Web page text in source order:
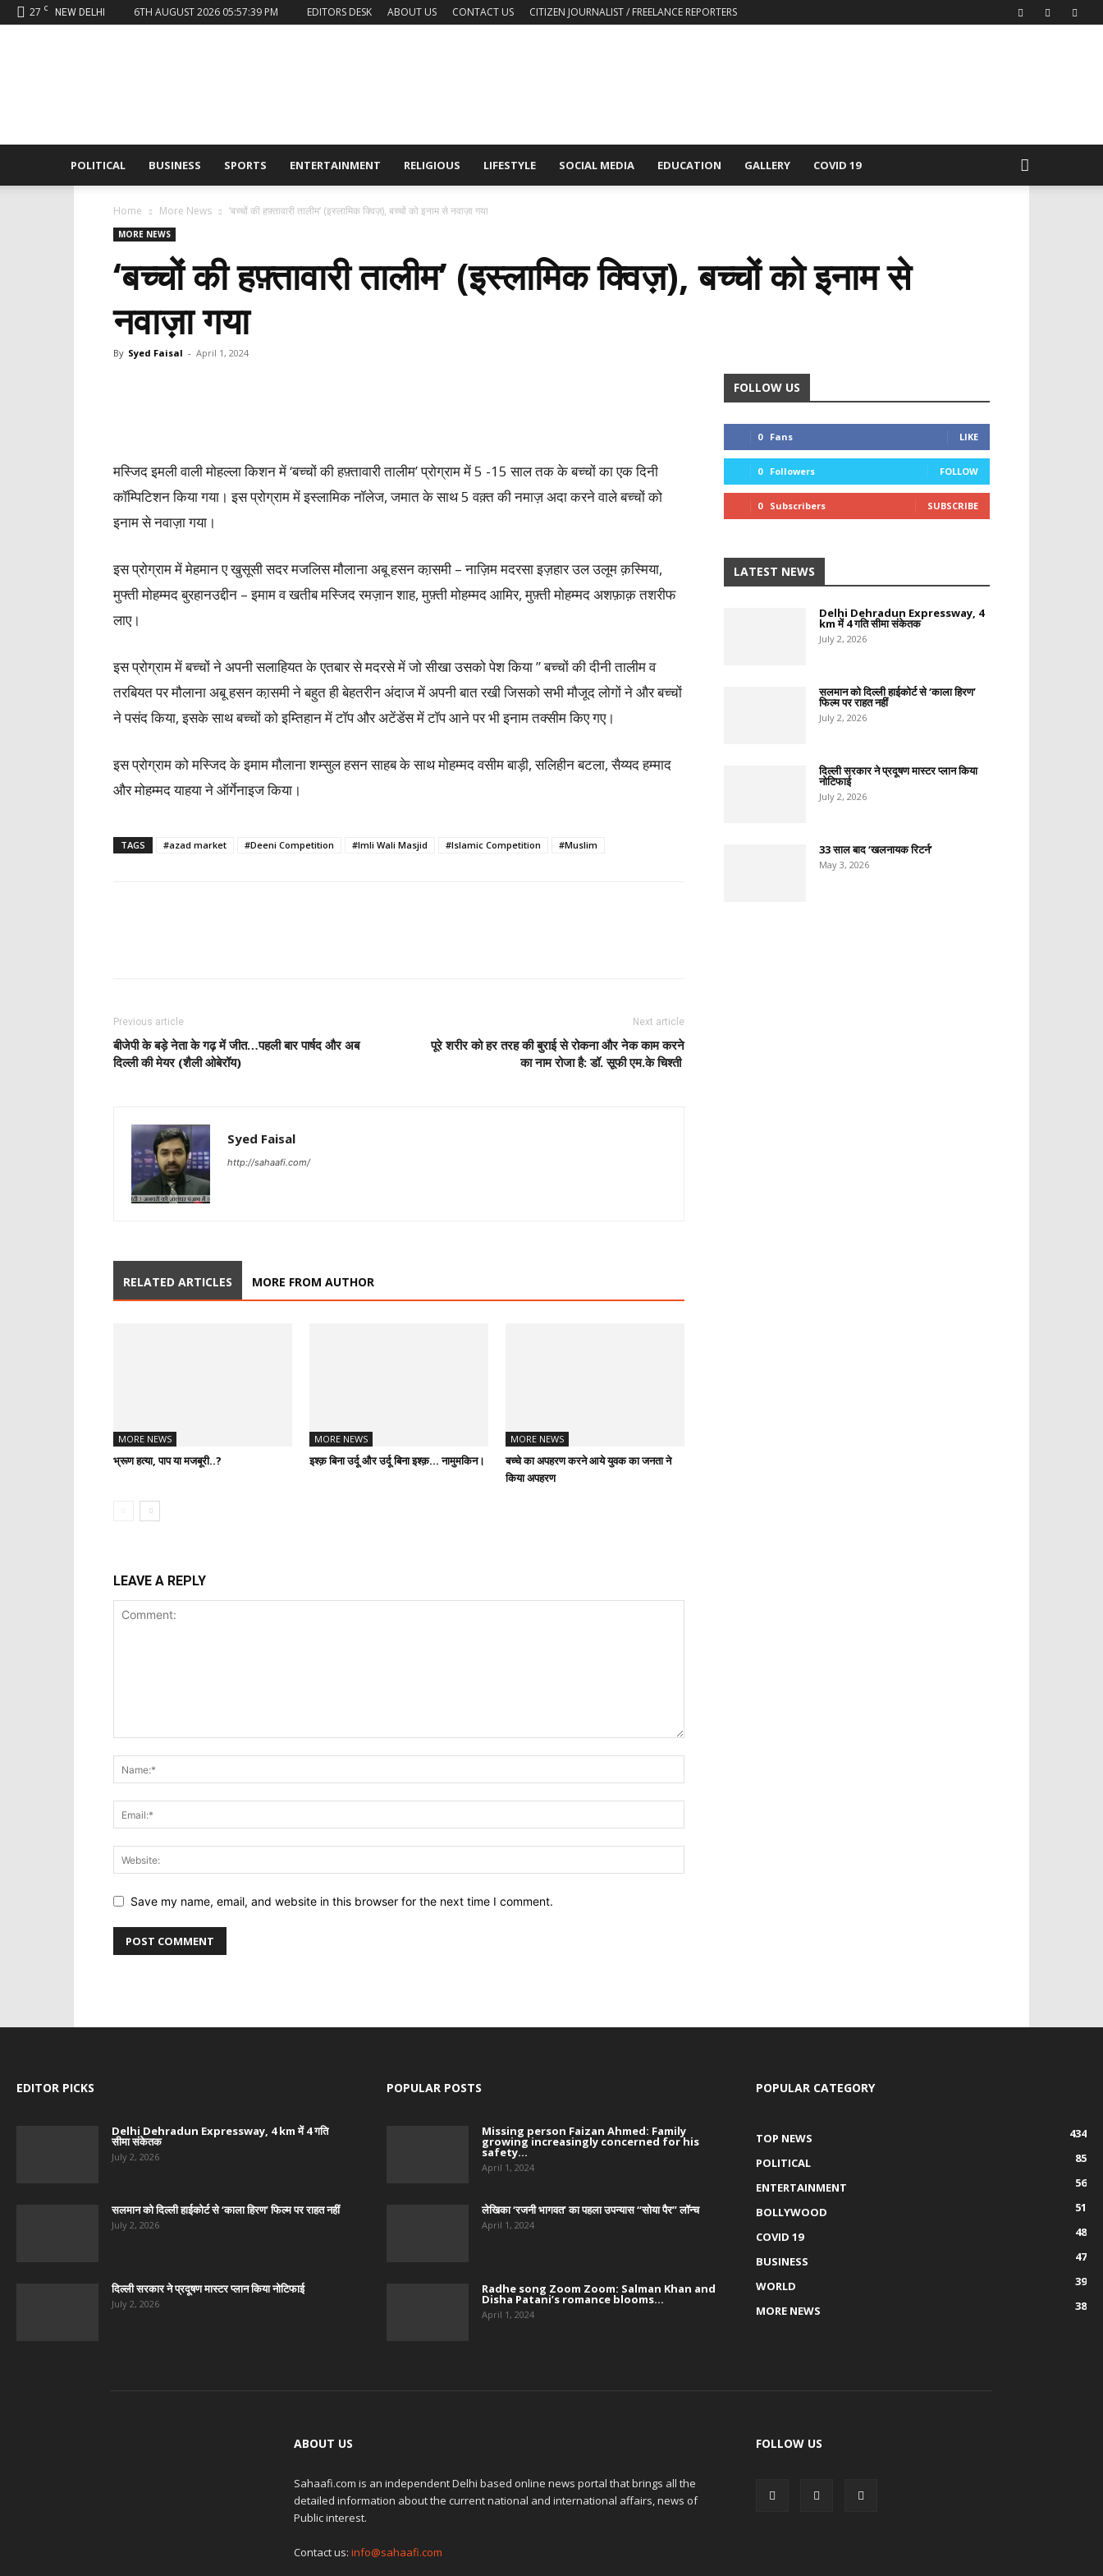
27 C NEW DELHI 6TH AUGUST 2026 05:57:39 PM EDITORS DESK ABOUT US CONTACT US CITIZEN JOURNALIST / FREELANCE REPORTERS
POLITICAL BUSINESS SPORTS ENTERTAINMENT RELIGIOUS LIFESTYLE SOCIAL MEDIA EDUCATION GALLERY COVID 19
Home More News ‘बच्चों की हफ़्तावारी तालीम’ (इस्लामिक क्विज़), बच्चों को इनाम से नवाज़ा गया
MORE NEWS
‘बच्चों की हफ़्तावारी तालीम’ (इस्लामिक क्विज़), बच्चों को इनाम से
नवाज़ा गया
By Syed Faisal - April 1, 2024
मस्जिद इमली वाली मोहल्ला किशन में ‘बच्चों की हफ़्तावारी तालीम’ प्रोग्राम में 5 -15 साल तक के बच्चों का एक दिनी
कॉम्पिटिशन किया गया। इस प्रोग्राम में इस्लामिक नॉलेज, जमात के साथ 5 वक़्त की नमाज़ अदा करने वाले बच्चों को
इनाम से नवाज़ा गया।
इस प्रोग्राम में मेहमान ए खुसूसी सदर मजलिस मौलाना अबू हसन का़समी – नाज़िम मदरसा इज़हार उल उलूम क़स्मिया,
मुफ्ती मोहम्मद बुरहानउद्दीन – इमाम व खतीब मस्जिद रमज़ान शाह, मुफ़्ती मोहम्मद आमिर, मुफ़्ती मोहम्मद अशफ़ाक़ तशरीफ
लाए।
इस प्रोग्राम में बच्चों ने अपनी सलाहियत के एतबार से मदरसे में जो सीखा उसको पेश किया ” बच्चों की दीनी तालीम व
तरबियत पर मौलाना अबू हसन का़समी ने बहुत ही बेहतरीन अंदाज में अपनी बात रखी जिसको सभी मौजूद लोगों ने और बच्चों
ने पसंद किया, इसके साथ बच्चों को इम्तिहान में टॉप और अटेंडेंस में टॉप आने पर भी इनाम तक्सीम किए गए।
इस प्रोग्राम को मस्जिद के इमाम मौलाना शम्सुल हसन साहब के साथ मोहम्मद वसीम बाड़ी, सलिहीन बटला, सैय्यद हम्माद
और मोहम्मद याहया ने ऑर्गेनाइज किया।
TAGS #azad market #Deeni Competition #Imli Wali Masjid #Islamic Competition #Muslim
Previous article
बीजेपी के बड़े नेता के गढ़ में जीत…पहली बार पार्षद और अब
दिल्ली की मेयर (शैली ओबेरॉय)
Next article
पूरे शरीर को हर तरह की बुराई से रोकना और नेक काम करने
का नाम रोजा है: डॉ. सूफी एम.के चिश्ती
Syed Faisal
http://sahaafi.com/
RELATED ARTICLES MORE FROM AUTHOR
MORE NEWS
भ्रूण हत्या, पाप या मजबूरी..?
MORE NEWS
इश्क़ बिना उर्दू और उर्दू बिना इश्क़… नामुमकिन।
MORE NEWS
बच्चे का अपहरण करने आये युवक का जनता ने
किया अपहरण
LEAVE A REPLY
Save my name, email, and website in this browser for the next time I comment.
FOLLOW US
0 Fans LIKE
0 Followers FOLLOW
0 Subscribers SUBSCRIBE
LATEST NEWS
Delhi Dehradun Expressway, 4
km में 4 गति सीमा संकेतक
July 2, 2026
सलमान को दिल्ली हाईकोर्ट से ‘काला हिरण’
फिल्म पर राहत नहीं
July 2, 2026
दिल्ली सरकार ने प्रदूषण मास्टर प्लान किया
नोटिफाई
July 2, 2026
33 साल बाद ‘खलनायक रिटर्न’
May 3, 2026
EDITOR PICKS
Delhi Dehradun Expressway, 4 km में 4 गति
सीमा संकेतक
July 2, 2026
सलमान को दिल्ली हाईकोर्ट से ‘काला हिरण’ फिल्म पर राहत नहीं
July 2, 2026
दिल्ली सरकार ने प्रदूषण मास्टर प्लान किया नोटिफाई
July 2, 2026
POPULAR POSTS
Missing person Faizan Ahmed: Family
growing increasingly concerned for his
safety...
April 1, 2024
लेखिका ‘रजनी भागवत’ का पहला उपन्यास “सोया पैर” लॉन्च
April 1, 2024
Radhe song Zoom Zoom: Salman Khan and
Disha Patani’s romance blooms...
April 1, 2024
POPULAR CATEGORY
TOP NEWS
434
POLITICAL
85
ENTERTAINMENT
56
BOLLYWOOD
51
COVID 19
48
BUSINESS
47
WORLD
39
MORE NEWS
38
ABOUT US
Sahaafi.com is an independent Delhi based online news portal that brings all the
detailed information about the current national and international affairs, news of
Public interest.
Contact us: info@sahaafi.com
FOLLOW US